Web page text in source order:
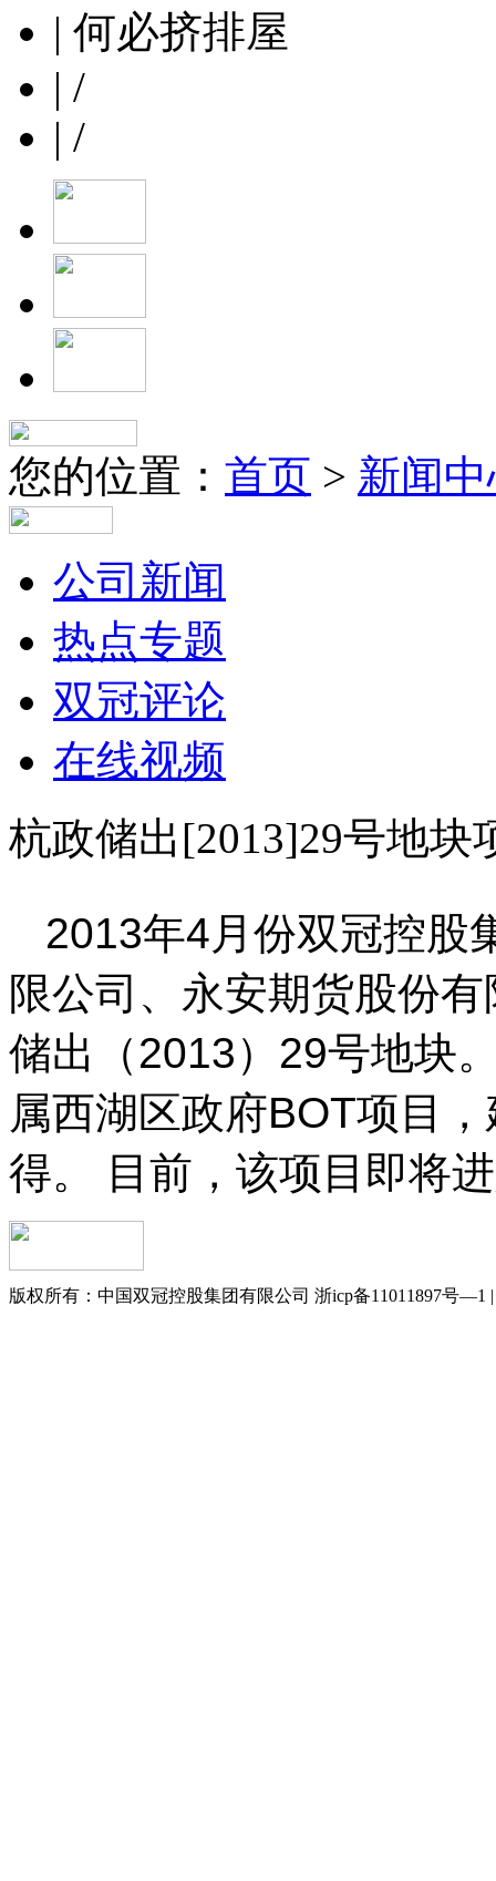
| 何必挤排屋
| /
| /
您的位置： 首页 > 新闻
公司新闻
热点专题
双冠评论
在线视频
杭政储出[2013]29号地块
2013年4月份双冠控股
限公司、永安期货股份
储出（2013）29号地块
属西湖区政府BOT项目
得。
目前，该项目即将
版权所有：中国双冠控股集团有限公司 浙icp备11011897号—1